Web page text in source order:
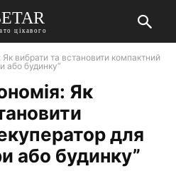
цікавого
Як вибрати та встановити компактний
або будинку”
Як
для
або будинку”